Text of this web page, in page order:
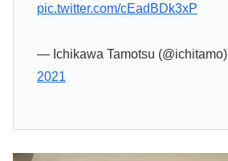
pic.twitter.com/cEadBDk3xP
— Ichikawa Tamotsu (@ichitamo)
2021